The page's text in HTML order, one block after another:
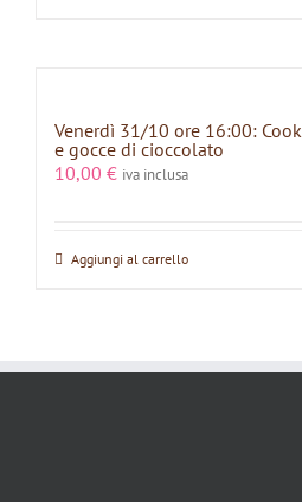
Venerdì 31/10 ore 16:00:
e gocce di cioccolato
10,00 € iva inclusa
Aggiungi al carrello